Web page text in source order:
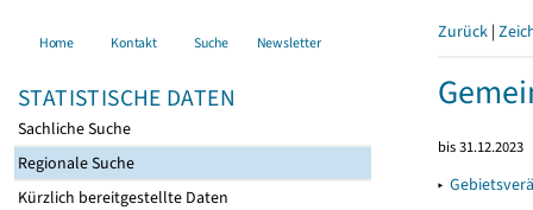
Home Kontakt Suche Newsletter
STATISTISCHE DATEN
Sachliche Suche
Regionale Suche
Kürzlich bereitgestellte Daten
Zurück |
bis 31.12.2023
▸